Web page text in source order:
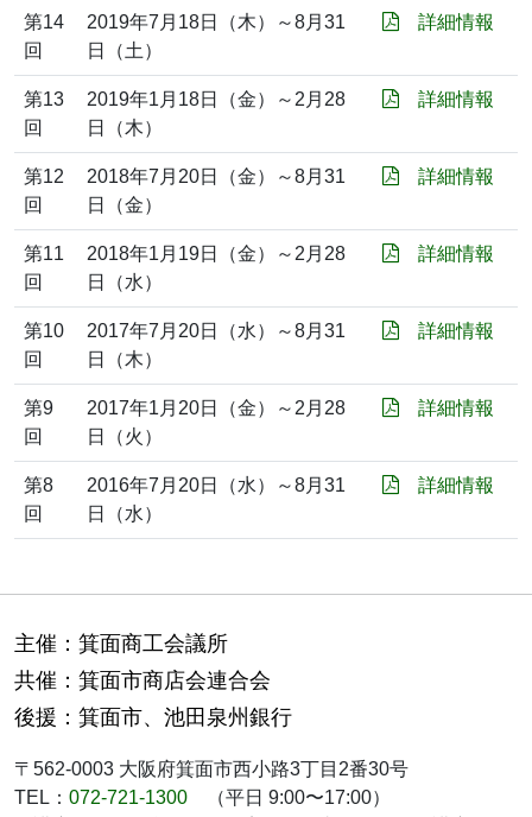
第14
回
2019年7月18日（木）～8月31
日（土）
詳細情報
第13
回
2019年1月18日（金）～2月28
日（木）
詳細情報
第12
回
2018年7月20日（金）～8月31
日（金）
詳細情報
第11
回
2018年1月19日（金）～2月28
日（水）
詳細情報
第10
回
2017年7月20日（水）～8月31
日（木）
詳細情報
第9
回
2017年1月20日（金）～2月28
日（火）
詳細情報
第8
回
2016年7月20日（水）～8月31
日（水）
詳細情報
主催：箕面商工会議所
共催：箕面市商店会連合会
後援：箕面市、池田泉州銀行
〒562-0003 大阪府箕面市西小路3丁目2番30号
TEL： 072-721-1300
（平日 9:00〜17:00）